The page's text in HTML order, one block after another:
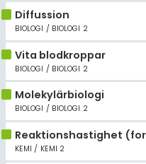
Diffussion
BIOLOGI / BIOLOGI 2
Vita blodkroppar
BIOLOGI / BIOLOGI 2
Molekylärbiologi
BIOLOGI / BIOLOGI 2
Reaktionshastighet
KEMI / KEMI 2